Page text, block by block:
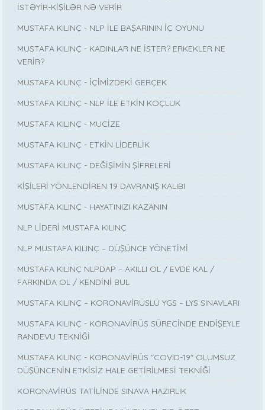
İSTƏYİR-KİŞİLƏR NƏ VERİR
MUSTAFA KILINÇ - NLP İLE BAŞARININ İÇ OYUNU
MUSTAFA KILINÇ - KADINLAR NE İSTER? ERKEKLER NE
VERİR?
MUSTAFA KILINÇ - İÇİMİZDEKİ GERÇEK
MUSTAFA KILINÇ - NLP İLE ETKİN KOÇLUK
MUSTAFA KILINÇ - MUCİZE
MUSTAFA KILINÇ - ETKİN LİDERLİK
MUSTAFA KILINÇ - DEĞİŞİMİN ŞİFRELERİ
KİŞİLERİ YÖNLENDİREN 19 DAVRANIŞ KALIBI
MUSTAFA KILINÇ - HAYATINIZI KAZANIN
NLP LİDERİ MUSTAFA KILINÇ
NLP MUSTAFA KILINÇ – DÜŞÜNCE YÖNETİMİ
MUSTAFA KILINÇ NLPDAP – AKILLI OL / EVDE KAL /
FARKINDA OL / KENDİNİ BUL
MUSTAFA KILINÇ – KORONAVİRÜSLÜ YGS – LYS SINAVLARI
MUSTAFA KILINÇ - KORONAVİRÜS SÜRECİNDE ENDİŞEYLE
RANDEVU TEKNİĞİ
MUSTAFA KILINÇ - KORONAVİRÜS "COVID-19" OLUMSUZ
DÜŞÜNCENİN ETKİSİZ HALE GETİRİLMESİ TEKNİĞİ
KORONAVİRÜS TATİLİNDE SINAVA HAZIRLIK